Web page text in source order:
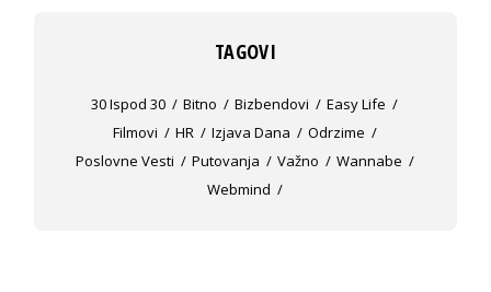
TAGOVI
30 Ispod 30 Bitno Bizbendovi
Easy Life
Filmovi
HR Izjava Dana
Odrzime
Poslovne Vesti
Putovanja Važno
Wannabe
Webmind